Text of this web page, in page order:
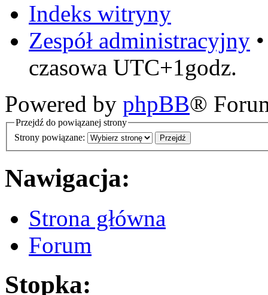
Indeks witryny
Zespół administracyjny
czasowa UTC+1godz.
Powered by phpBB®
Przejdź do powiązanej strony
Strony powiązane:
Nawigacja:
Strona główna
Forum
Stopka: